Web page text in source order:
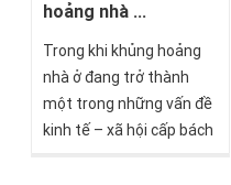
hoảng nhà ...
Trong khi khủng hoảng
nhà ở đang trở thành
một trong những vấn đề
kinh tế – xã hội cấp bách